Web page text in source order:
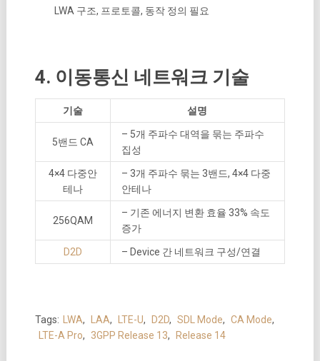
LWA 구조, 프로토콜, 동작 정의 필요
4. 이동통신 네트워크 기술
기술 설명
5밴드 CA
– 5개 주파수 대역을 묶는 주파수
집성
4×4 다중안
테나
– 3개 주파수 묶는 3밴드, 4×4 다중
안테나
256QAM
– 기존 에너지 변환 효율 33% 속도
증가
D2D – Device 간 네트워크 구성/연결
Tags: LWA, LAA, LTE-U, D2D, SDL Mode, CA Mode,
LTE-A Pro, 3GPP Release 13, Release 14